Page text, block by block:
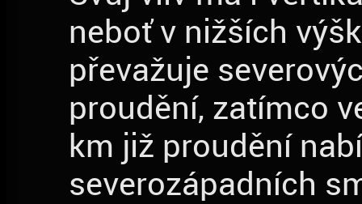
neboť v nižších
převažuje
proudění, zatímco
km již proudění
severozápadních